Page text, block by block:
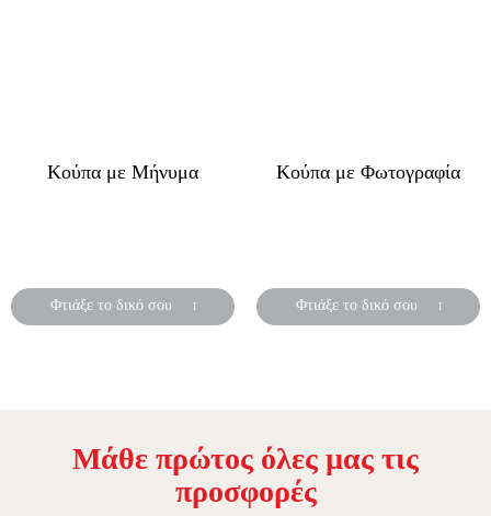
Κούπα με Μήνυμα
Φτιάξε το δικό σου
Κούπα με Φωτογραφία
Φτιάξε το δικό σου
Μάθε πρώτος όλες µας τις
προσφορές